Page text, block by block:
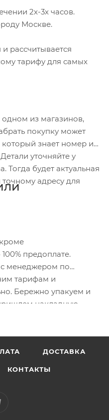
2х-3х часов.
Москве.
рассчитывается
тарифу для самых
из магазинов,
покупку может
знает номер и
уточняйте у
Тогда будет актуальная
адресу для
предоплате.
с менеджером по
тарифам и
Бережно упакуем и
накладную.
ДОСТАВКА
КОНТАКТЫ